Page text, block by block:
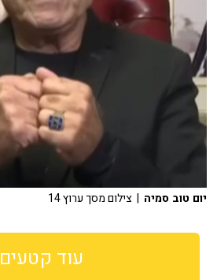
יום טוב סמיה | צילום מסך ערוץ 14
עוד קטעים